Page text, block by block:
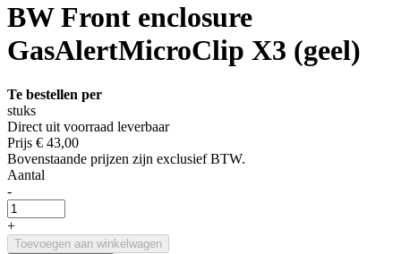
BW Front enclosure
GasAlertMicroClip X3 (geel)
Te bestellen per
stuks
Direct uit voorraad leverbaar
Prijs € 43,00
Bovenstaande prijzen zijn exclusief BTW.
Aantal
-
+
Toevoegen aan winkelwagen